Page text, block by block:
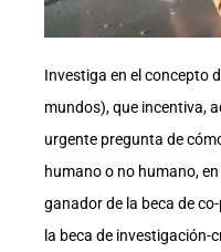
Investiga en el concepto
mundos), que incentiva,
urgente pregunta de
humano o no humano,
ganador de la beca de
la beca de investigación-